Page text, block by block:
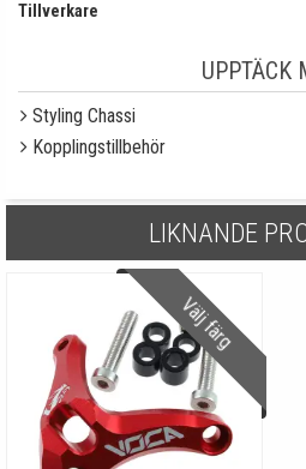
Tillverkare
UPPTÄCK
Styling Chassi
Kopplingstillbehör
LIKNANDE
Välj färg